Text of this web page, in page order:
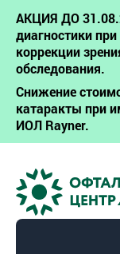
АКЦИЯ ДО
диагностики
коррекции
обследования.
Снижение
катаракты при
ИОЛ Rayner.